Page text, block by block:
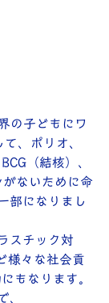
の子どもにワ
、ポリオ、
（結核）、
ないために命
部になりまし
スチック対
様々な社会貢
もなります。
、